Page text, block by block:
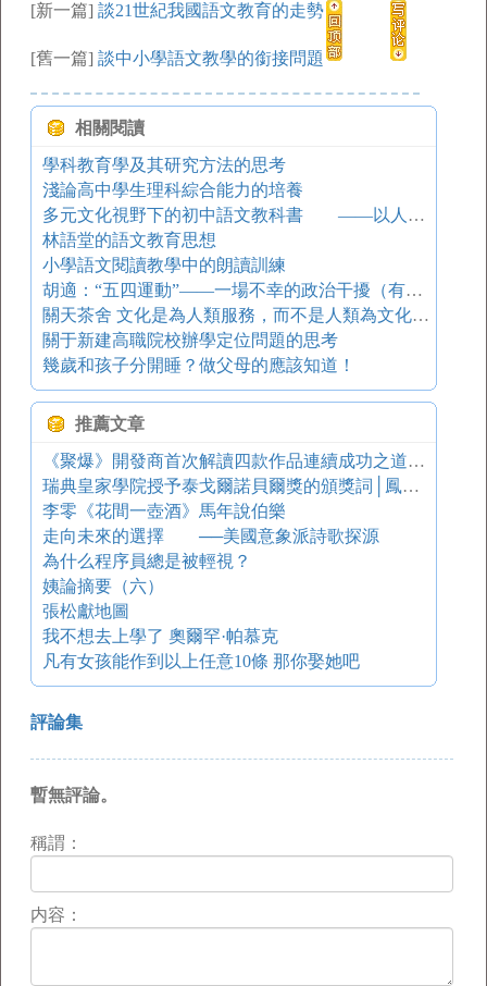
[新一篇] 談21世紀我國語文教育的走勢
[舊一篇] 談中小學語文教學的銜接問題
相關閱讀
學科教育學及其研究方法的思考
淺論高中學生理科綜合能力的培養
多元文化視野下的初中語文教科書 ——以人教版教科書為例
林語堂的語文教育思想
小學語文閱讀教學中的朗讀訓練
胡適：“五四運動”——一場不幸的政治干擾（有刪減）
關天茶舍 文化是為人類服務，而不是人類為文化服務
關于新建高職院校辦學定位問題的思考
幾歲和孩子分開睡？做父母的應該知道！
推薦文章
《聚爆》開發商首次解讀四款作品連續成功之道｜游戲葡萄
瑞典皇家學院授予泰戈爾諾貝爾獎的頒獎詞│鳳凰讀書
李零《花間一壺酒》馬年說伯樂
走向未來的選擇 ──美國意象派詩歌探源
為什么程序員總是被輕視？
姨論摘要（六）
張松獻地圖
我不想去上學了 奧爾罕·帕慕克
凡有女孩能作到以上任意10條 那你娶她吧
評論集
暫無評論。
稱謂：
内容：